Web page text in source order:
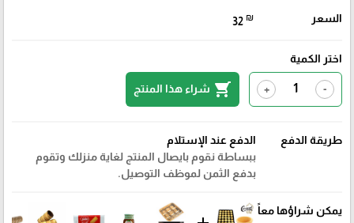
السعر 32 ₪
اختر الكمية
-
+
shopping_cart شراء هذا المنتج
طريقة الدفع
الدفع عند الإستلام
ببساطة نقوم بايصال المنتج لغاية منزلك وتقوم
بدفع الثمن لموظف التوصيل.
يمكن شراؤها معاً